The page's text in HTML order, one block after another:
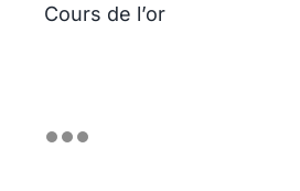
Cours de l’or